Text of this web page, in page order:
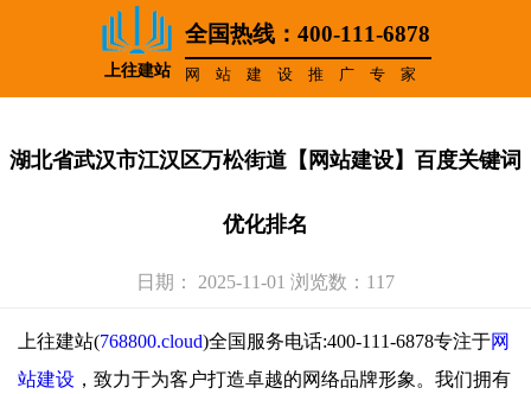
上往建站
全国热线：400-111-6878
网站建设推广专家
湖北省武汉市江汉区万松街道【网站建设】百度关键词
优化排名
日期： 2025-11-01 浏览数：117
上往建站(768800.cloud)全国服务电话:400-111-6878专注于网
站建设 ，致力于为客户打造卓越的网络品牌形象。我们拥有